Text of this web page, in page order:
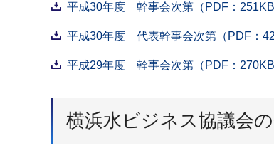
平成30年度 幹事会次第（PDF：251KB
平成30年度 代表幹事会次第（PDF：
平成29年度 幹事会次第（PDF：270KB
横浜水ビジネス協議会